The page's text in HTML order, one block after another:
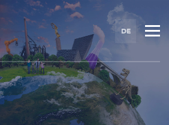
DE